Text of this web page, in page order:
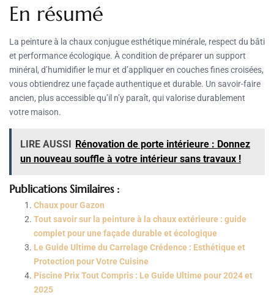
En résumé
La peinture à la chaux conjugue esthétique minérale, respect du bâti
et performance écologique. À condition de préparer un support
minéral, d’humidifier le mur et d’appliquer en couches fines croisées,
vous obtiendrez une façade authentique et durable. Un savoir-faire
ancien, plus accessible qu’il n’y paraît, qui valorise durablement
votre maison.
LIRE AUSSI Rénovation de porte intérieure : Donnez
un nouveau souffle à votre intérieur sans travaux !
Publications Similaires :
Chaux pour Gazon
Tout savoir sur la peinture à la chaux extérieure : guide
complet pour une façade durable et écologique
Le Guide Ultime du Carrelage Crédence : Esthétique et
Protection pour Votre Cuisine
Piscine Prix Tout Compris : Le Guide Ultime pour 2024 et
2025